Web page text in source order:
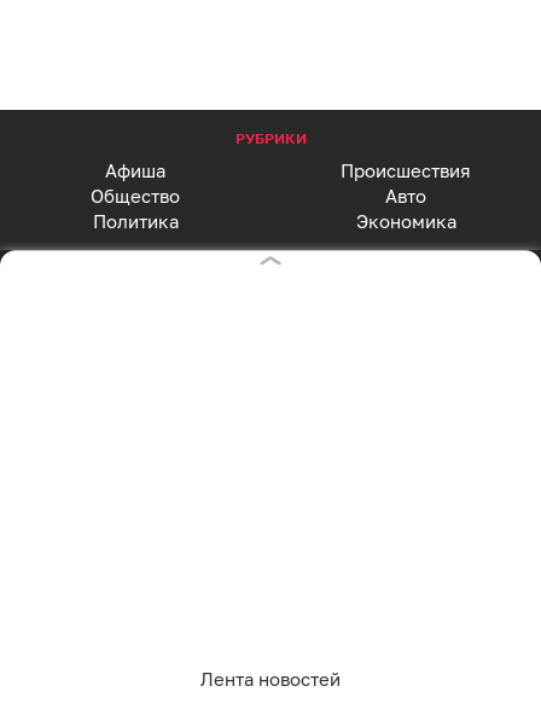
Лента новостей
РУБРИКИ
Афиша
Происшествия
Общество
Авто
Политика
Экономика
Дзен